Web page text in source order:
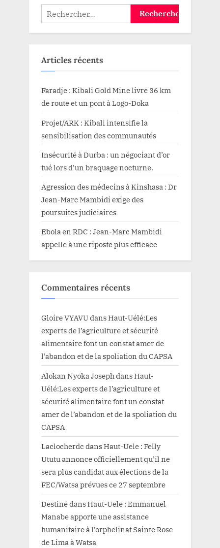
Rechercher :
Articles récents
Faradje : Kibali Gold Mine livre 36 km
de route et un pont à Logo-Doka
Projet/ARK : Kibali intensifie la
sensibilisation des communautés
Insécurité à Durba : un négociant d’or
tué lors d’un braquage nocturne.
Agression des médecins à Kinshasa : Dr
Jean-Marc Mambidi exige des
poursuites judiciaires
Ebola en RDC : Jean-Marc Mambidi
appelle à une riposte plus efficace
Commentaires récents
Gloire VYAVUdansHaut-Uélé:Les
experts de l’agriculture et sécurité
alimentaire font un constat amer de
l’abandon et de la spoliation du CAPSA
Alokan Nyoka Joseph dansHaut-
Uélé:Les experts de l’agriculture et
sécurité alimentaire font un constat
amer de l’abandon et de la spoliation du
CAPSA
Laclocherdc dansHaut-Uele : Felly
Ututu annonce officiellement qu’il ne
sera plus candidat aux élections de la
FEC/Watsa prévues ce 27 septembre
DestinédansHaut-Uele : Emmanuel
Manabe apporte une assistance
humanitaire à l’orphelinat Sainte Rose
de Lima à Watsa